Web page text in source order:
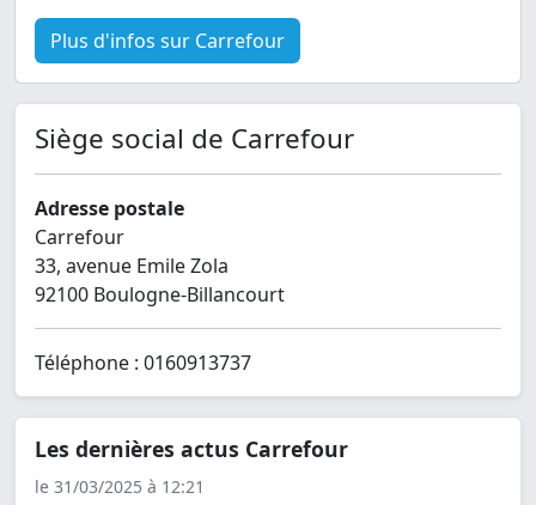
Plus d'infos sur Carrefour
Siège social de Carrefour
Adresse postale
Carrefour
33, avenue Emile Zola
92100 Boulogne-Billancourt
Téléphone : 0160913737
Les dernières actus Carrefour
le 31/03/2025 à 12:21